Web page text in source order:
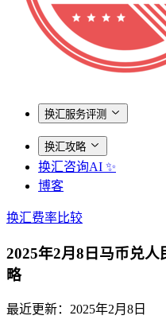
换汇服务评测
换汇攻略
换汇咨询AI ✨
博客
换汇费率比较
2025年2月8日马币兑
略
最近更新： 2025年2月8日